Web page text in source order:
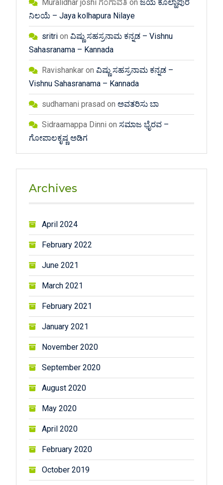
Muralidhar joshi ಗಂಗಾವತಿ on ಜಯ ಕೊಲ್ಹಾಪುರ
ನಿಲಯೆ – Jaya kolhapura Nilaye
sritrion ವಿಷ್ಣು ಸಹಸ್ರನಾಮ ಕನ್ನಡ – Vishnu
Sahasranama – Kannada
Ravishankaron ವಿಷ್ಣು ಸಹಸ್ರನಾಮ ಕನ್ನಡ –
Vishnu Sahasranama – Kannada
sudhamani prasad on ಅವತರಿಸು ಬಾ
Sidraamappa Dinni on ಸಮಾಜ ಭೈರವ –
ಗೋಪಾಲಕೃಷ್ಣ ಅಡಿಗ
Archives
April 2024
February 2022
June 2021
March 2021
February 2021
January 2021
November 2020
September 2020
August 2020
May 2020
April 2020
February 2020
October 2019